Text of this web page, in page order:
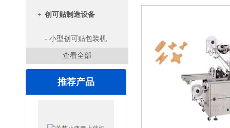
+ 创可贴制造设备
- 小型创可贴包装机
查看全部
推荐产品